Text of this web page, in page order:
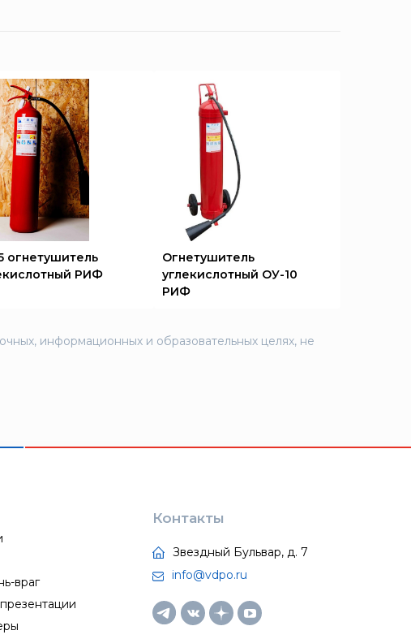
огнетушитель
РИФ
Огнетушитель
углекислотный ОУ-10
РИФ
информационных и образовательных целях, не
враг
Контакты
Звездный Бульвар, д. 7
info@vdpo.ru